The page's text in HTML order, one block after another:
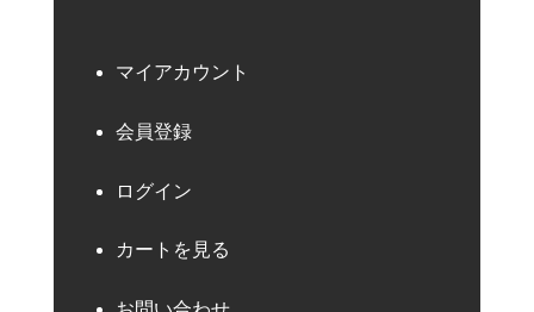
マイアカウント
会員登録
ログイン
カートを見る